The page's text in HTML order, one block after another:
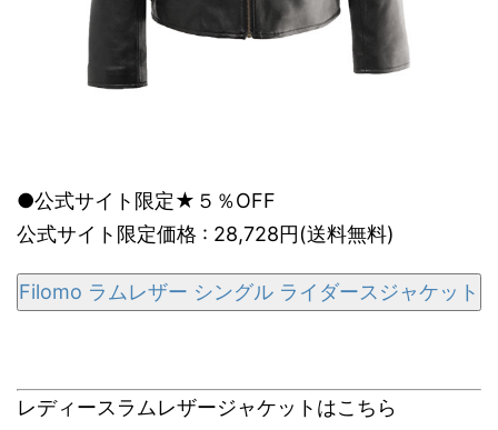
●公式サイト限定★５％OFF
公式サイト限定価格 : 28,728円(送料無料)
Filomo ラムレザー シングル ライダースジャケット
レディースラムレザージャケットはこちら